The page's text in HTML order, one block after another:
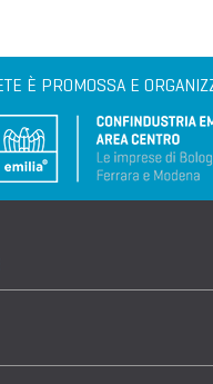
È PROMOSSA E